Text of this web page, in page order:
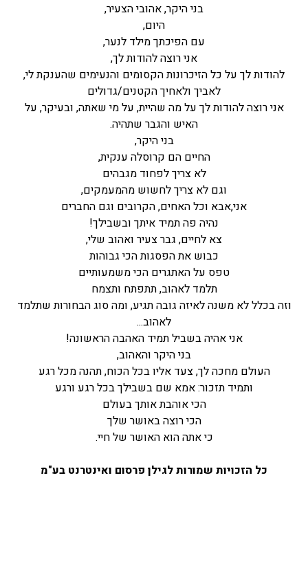
בני היקר, אהובי הצעיר,
היום,
עם הפיכתך מילד לנער,
אני רוצה להודות לך,
להודות לך על כל הזיכרונות הקסומים והנעימים שהענקת לי,
לאביך ולאחיך הקטנים/גדולים
אני רוצה להודות לך על מה שהיית, על מי שאתה, ובעיקר, על
האיש והגבר שתהיה.
בני היקר,
החיים הם קרוסלה ענקית,
לא צריך לפחוד מגבהים
וגם לא צריך לחשוש מהמעמקים,
אני,אבא וכל האחים, הקרובים וגם החברים
נהיה פה תמיד איתך ובשבילך!
צא לחיים, גבר צעיר ואהוב שלי,
כבוש את הפסגות הכי גבוהות
טפס על האתגרים הכי משמעותיים
תלמד לאהוב, תתפתח ותצמח
וזה בכלל לא משנה לאיזה גובה תגיע, ומה סוג הבחורות שתלמד
לאהוב...
אני אהיה בשביל תמיד האהבה הראשונה!
בני היקר והאהוב,
העולם מחכה לך, צעד אליו בכל הכוח, תהנה מכל רגע
ותמיד תזכור: אמא שם בשבילך בכל רגע ורגע
הכי אוהבת אותך בעולם
הכי רוצה באושר שלך
כי אתה הוא האושר של חיי.
כל הזכויות שמורות לגילן פרסום ואינטרנט בע"מ